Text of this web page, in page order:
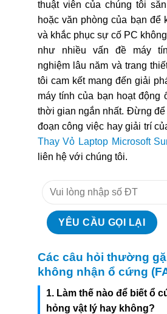
thuật viên của chúng tôi
hoặc văn phòng của bạn để
và khắc phục sự cố PC
như nhiều vấn đề máy
nghiệm lâu năm và trang
tôi cam kết mang đến giải
máy tính của bạn hoạt động
thời gian ngắn nhất. Đừng
đoạn công việc hay giải trí
Thay Vỏ Laptop Microsoft
liên hệ với chúng tôi.
Các câu hỏi thường
không nhận ổ cứng
1. Làm thế nào để biết ổ
hỏng vật lý hay không?